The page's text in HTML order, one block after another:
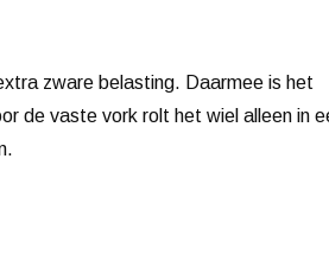
zware belasting. Daarmee is het
de vaste vork rolt het wiel alleen in